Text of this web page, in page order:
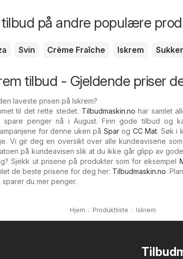
tilbud på andre populære
Svin Crème Fraîche Iskrem Sukker
tilbud - Gjeldende priser
laveste prisen på Iskrem?
til det rette stedet. Tilbudmaskin.no har samlet
penger nå i August. Finn gode tilbud og
for denne uken på Sparog CC Mat. Søk i
Vi gir deg en oversikt over alle kundeavisene
på kundeavisen slik at du ikke går glipp av
Sjekk ut prisene på produkter som for eksempel
de beste prisene for deg her: Tilbudmaskin.no.
du mer penger.
Hjem Produktliste Iskrem